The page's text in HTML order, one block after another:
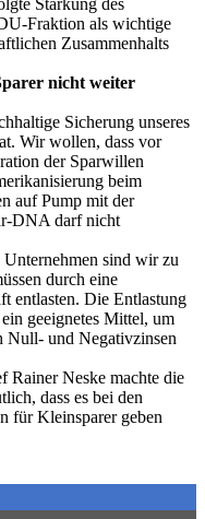
Fraktion als wichtige
Zusammenhalts
nicht weiter
Sicherung unseres
Wir wollen, dass vor
der Sparwillen
beim
auf Pump mit der
DNA darf nicht
sind wir zu
durch eine
entlasten. Die Entlastung
geeignetes Mittel, um
Null- und Negativzinsen
Rainer Neske machte die
dass es bei den
für Kleinsparer geben